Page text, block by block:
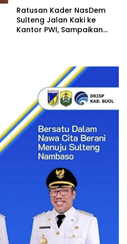
Ratusan Kader NasDem
Sulteng Jalan Kaki ke
Kantor PWI, Sampaikan